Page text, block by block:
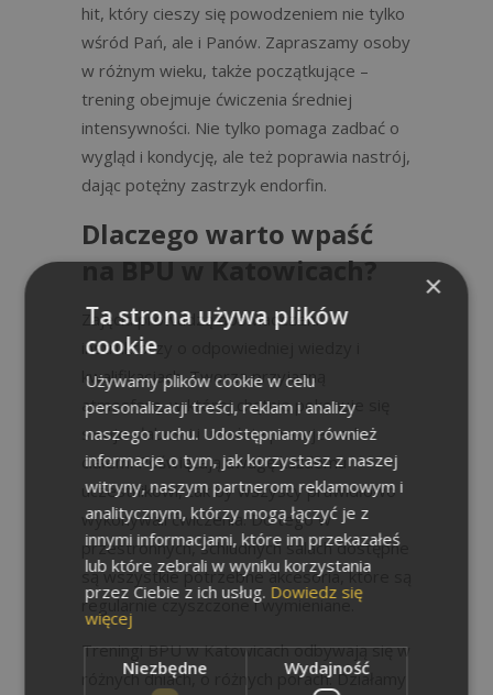
hit, który cieszy się powodzeniem nie tylko
wśród Pań, ale i Panów. Zapraszamy osoby
w różnym wieku, także początkujące –
trening obejmuje ćwiczenia średniej
intensywności. Nie tylko pomaga zadbać o
wygląd i kondycję, ale też poprawia nastrój,
dając potężny zastrzyk endorfin.
Dlaczego warto wpaść
na BPU w Katowicach?
Zajęcia prowadzą doświadczeni
instruktorzy o odpowiedniej wiedzy i
kwalifikacjach. Tworzą przyjazną
atmosferę, w której chętnie pokonuje się
swoje słabości i uważnie pracuje nad
ciałem. Poświęcają uwagę każdemu
uczestnikowi, tak by wszyscy prawidłowo
wykonywali ćwiczenia. Do tego w
przestronnych, schludnych salach dostępne
są wszystkie potrzebne akcesoria, które są
regularnie czyszczone i wymieniane.
Treningi BPU w Katowicach odbywają się w
różnych dniach, o różnych porach. Działamy
×
Ta strona używa plików
cookie
Używamy plików cookie w celu
personalizacji treści, reklam i analizy
naszego ruchu. Udostępniamy również
informacje o tym, jak korzystasz z naszej
witryny, naszym partnerom reklamowym i
analitycznym, którzy mogą łączyć je z
innymi informacjami, które im przekazałeś
lub które zebrali w wyniku korzystania
przez Ciebie z ich usług. Dowiedz się
więcej
Niezbędne Wydajność